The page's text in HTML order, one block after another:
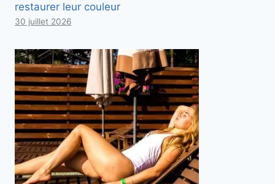
restaurer leur couleur
30 juillet 2026